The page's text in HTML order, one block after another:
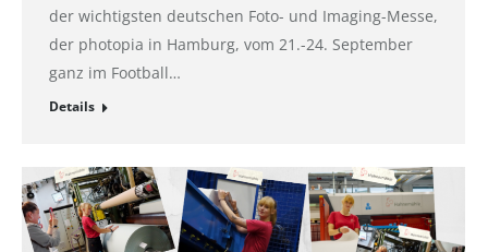
der wichtigsten deutschen Foto- und Imaging-Messe,
der photopia in Hamburg, vom 21.-24. September
ganz im Football…
Details